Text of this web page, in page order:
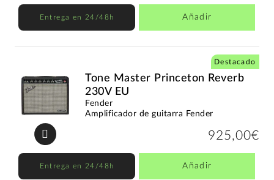
Entrega en 24/48h Añadir
Tone Master Princeton Reverb
230V EU
Fender
Amplificador de guitarra Fender
925,00€
Entrega en 24/48h Añadir
Destacado